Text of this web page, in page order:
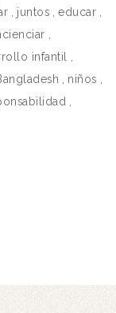
juntos educar
infantil
niños